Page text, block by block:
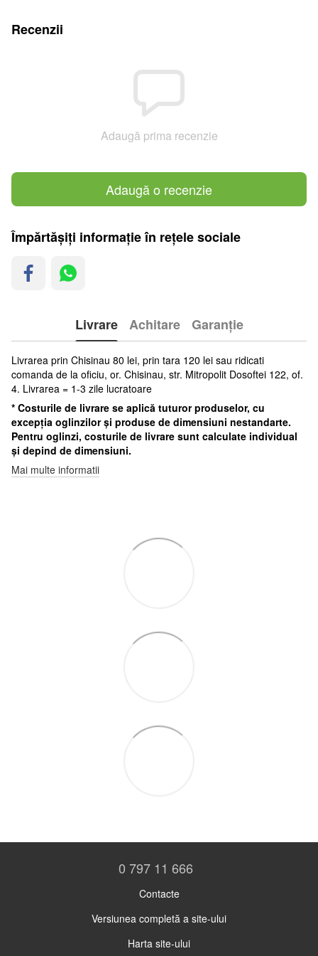
Recenzii
Adaugă prima recenzie
Adaugă o recenzie
Împărtășiți informație în rețele sociale
Livrare Achitare Garanție
Livrarea prin Chisinau 80 lei, prin tara 120 lei sau ridicati
comanda de la oficiu, or. Chisinau, str. Mitropolit Dosoftei 122, of.
4. Livrarea = 1-3 zile lucratoare
* Costurile de livrare se aplică tuturor produselor, cu
excepția oglinzilor și produse de dimensiuni nestandarte.
Pentru oglinzi, costurile de livrare sunt calculate individual
și depind de dimensiuni.
Mai multe informatii
0 797 11 666
Contacte
Versiunea completă a site-ului
Harta site-ului